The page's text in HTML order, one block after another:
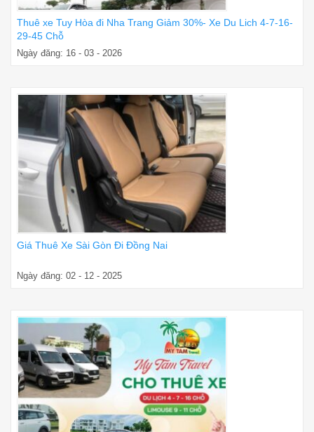
Thuê xe Tuy Hòa đi Nha Trang Giảm 30%- Xe Du Lich 4-7-16-
29-45 Chỗ
Ngày đăng: 16 - 03 - 2026
Giá Thuê Xe Sài Gòn Đi Đồng Nai
Ngày đăng: 02 - 12 - 2025